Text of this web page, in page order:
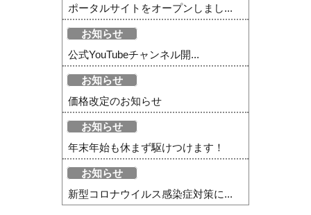
ポータルサイトをオープンしまし...
お知らせ
公式YouTubeチャンネル開...
お知らせ
価格改定のお知らせ
お知らせ
年末年始も休まず駆けつけます！
お知らせ
新型コロナウイルス感染症対策に...